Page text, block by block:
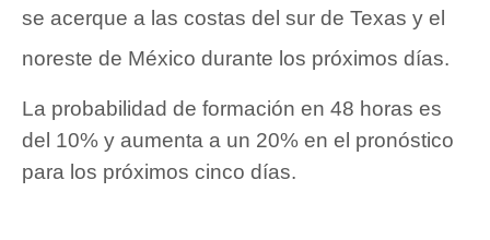
se acerque a las costas del sur de Texas y el
noreste de México durante los próximos días.
La probabilidad de formación en 48 horas es
del 10% y aumenta a un 20% en el pronóstico
para los próximos cinco días.